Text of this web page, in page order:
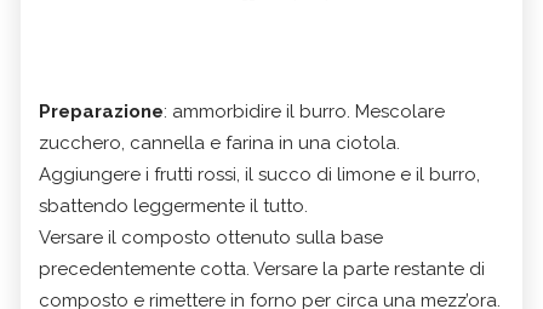
Preparazione: ammorbidire il burro. Mescolare
zucchero, cannella e farina in una ciotola.
Aggiungere i frutti rossi, il succo di limone e il burro,
sbattendo leggermente il tutto.
Versare il composto ottenuto sulla base
precedentemente cotta. Versare la parte restante di
composto e rimettere in forno per circa una mezz’ora.